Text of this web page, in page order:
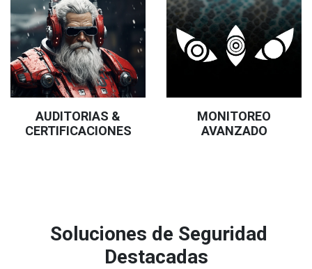
AUDITORIAS &
CERTIFICACIONES
MONITOREO
AVANZADO
Soluciones de Seguridad
Destacadas